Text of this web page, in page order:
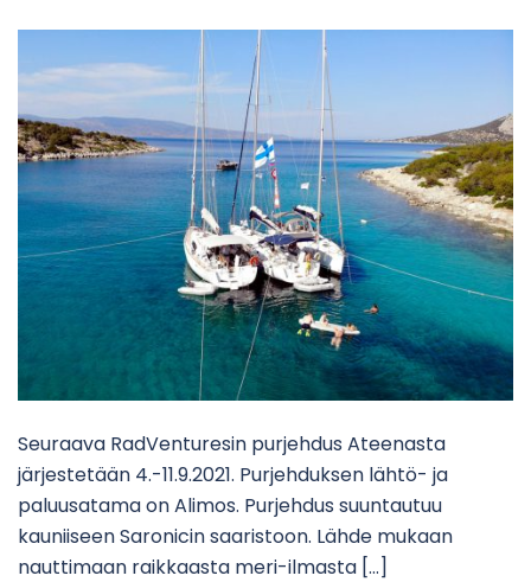
Seuraava RadVenturesin purjehdus Ateenasta
järjestetään 4.-11.9.2021. Purjehduksen lähtö- ja
paluusatama on Alimos. Purjehdus suuntautuu
kauniiseen Saronicin saaristoon. Lähde mukaan
nauttimaan raikkaasta meri-ilmasta […]